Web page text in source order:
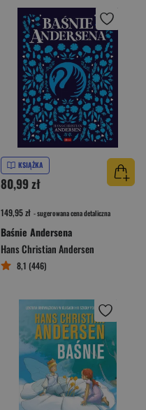
KSIĄŻKA
80,99 zł
149,95 zł - sugerowana cena detaliczna
Baśnie Andersena
Hans Christian Andersen
8,1 (446)